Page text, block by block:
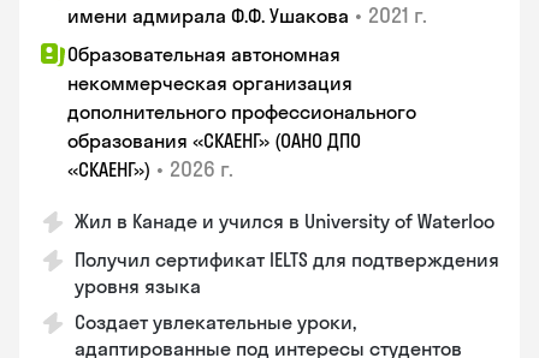
имени адмирала Ф.Ф. Ушакова • 2021 г.
Образовательная автономная
некоммерческая организация
дополнительного профессионального
образования «СКАЕНГ» (ОАНО ДПО
«СКАЕНГ») • 2026 г.
Жил в Канаде и учился в University of Waterloo
Получил сертификат IELTS для подтверждения
уровня языка
Создает увлекательные уроки,
адаптированные под интересы студентов